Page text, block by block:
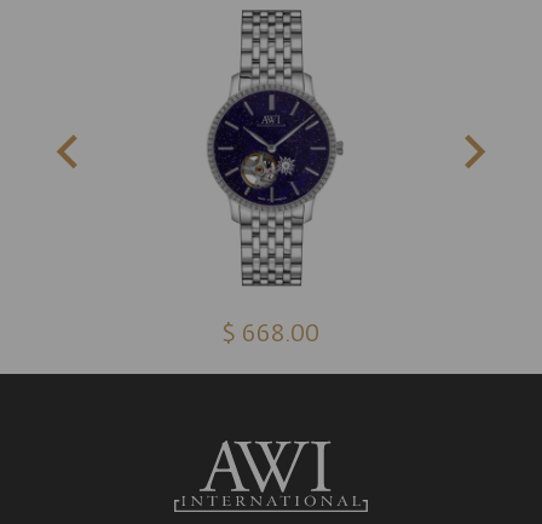
$ 668.00